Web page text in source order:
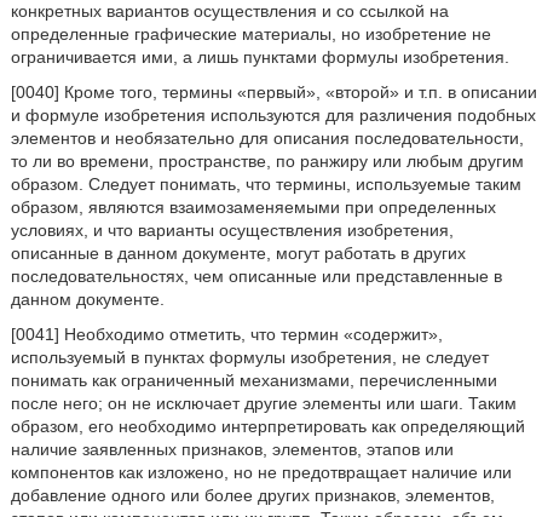
конкретных вариантов осуществления и со ссылкой на
определенные графические материалы, но изобретение не
ограничивается ими, а лишь пунктами формулы изобретения.
[0040] Кроме того, термины «первый», «второй» и т.п. в описании
и формуле изобретения используются для различения подобных
элементов и необязательно для описания последовательности,
то ли во времени, пространстве, по ранжиру или любым другим
образом. Следует понимать, что термины, используемые таким
образом, являются взаимозаменяемыми при определенных
условиях, и что варианты осуществления изобретения,
описанные в данном документе, могут работать в других
последовательностях, чем описанные или представленные в
данном документе.
[0041] Необходимо отметить, что термин «содержит»,
используемый в пунктах формулы изобретения, не следует
понимать как ограниченный механизмами, перечисленными
после него; он не исключает другие элементы или шаги. Таким
образом, его необходимо интерпретировать как определяющий
наличие заявленных признаков, элементов, этапов или
компонентов как изложено, но не предотвращает наличие или
добавление одного или более других признаков, элементов,